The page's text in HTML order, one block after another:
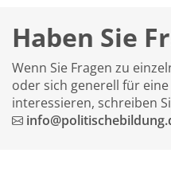
Haben Sie
Wenn Sie Fragen zu
oder sich generell für
interessieren, schreiben